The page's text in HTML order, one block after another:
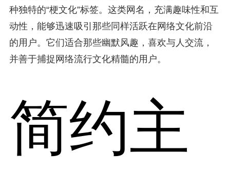
种独特的“梗文化”标签。这类网名，充满趣味性和互
动性，能够迅速吸引那些同样活跃在网络文化前沿
的用户。它们适合那些幽默风趣，喜欢与人交流，
并善于捕捉网络流行文化精髓的用户。
简约主